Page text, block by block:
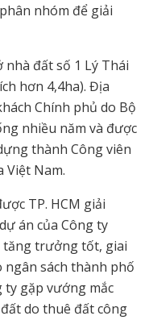
nhóm để giải
đất số 1 Lý Thái
hơn 4,4ha). Địa
Chính phủ do Bộ
nhiều năm và được
thành Công viên
Việt Nam.
TP. HCM giải
án của Công ty
tăng trưởng tốt, giai
ngân sách thành phố
ty gặp vướng mắc
do thuê đất công